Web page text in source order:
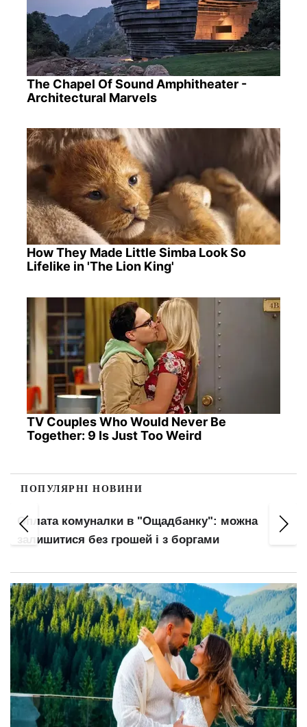
The Chapel Of Sound Amphitheater -
Architectural Marvels
How They Made Little Simba Look So
Lifelike in 'The Lion King'
TV Couples Who Would Never Be
Together: 9 Is Just Too Weird
ПОПУЛЯРНІ НОВИНИ
Оплата комуналки в "Ощадбанку": можна
залишитися без грошей і з боргами